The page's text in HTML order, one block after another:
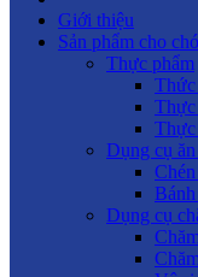
Giới thiệu
Sản phẩm cho chó
Thực phẩm
Thức
Thực
Thực
Dụng cụ
Dụng cụ